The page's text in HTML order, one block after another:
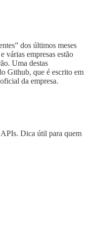
dos últimos meses
várias empresas estão
Uma destas
Github, que é escrito em
da empresa.
Dica útil para quem